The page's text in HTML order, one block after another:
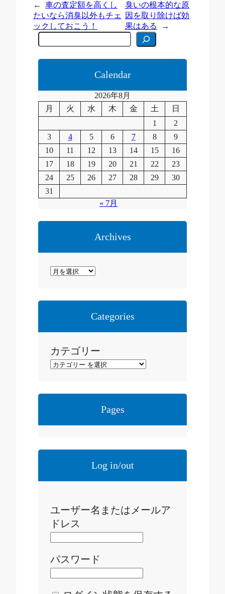
←
車の査定額を高くし
たいなら消臭以外もチェ
ックしておこう！
臭いの根本的な原
因を取り除けば効
果はある
→
C
e
c
Calendar
2026年8月
月
火 水 木 金 土
日
1
2
3
4 5 6 7 8
9
10
11 12 13 14 15
16
17
18 19 20 21 22
23
24
25 26 27 28 29
30
31
« 7月
Archives
ア
カ
Categories
カテゴリー
Pages
Log in/out
ユーザー名またはメールア
ドレス
パスワード